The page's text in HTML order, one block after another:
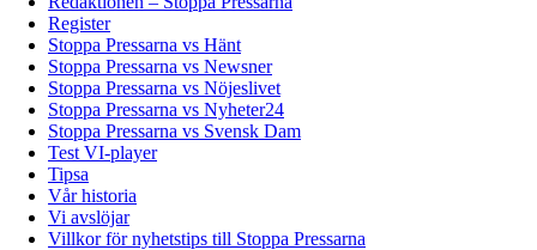
Register
Stoppa Pressarna vs Hänt
Stoppa Pressarna vs Newsner
Stoppa Pressarna vs Nöjeslivet
Stoppa Pressarna vs Nyheter24
Stoppa Pressarna vs Svensk Dam
Test VI-player
Tipsa
Vår historia
Vi avslöjar
Villkor för nyhetstips till Stoppa Pressarna